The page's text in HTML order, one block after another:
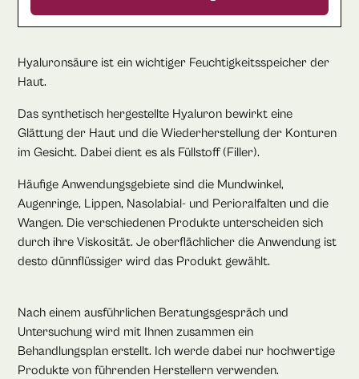
Hyaluronsäure ist ein wichtiger Feuchtigkeitsspeicher der
Haut.
Das synthetisch hergestellte Hyaluron bewirkt eine
Glättung der Haut und die Wiederherstellung der Konturen
im Gesicht. Dabei dient es als Füllstoff (Filler).
Häufige Anwendungsgebiete sind die Mundwinkel,
Augenringe, Lippen, Nasolabial- und Perioralfalten und die
Wangen. Die verschiedenen Produkte unterscheiden sich
durch ihre Viskosität. Je oberflächlicher die Anwendung ist
desto dünnflüssiger wird das Produkt gewählt.
Nach einem ausführlichen Beratungsgespräch und
Untersuchung wird mit Ihnen zusammen ein
Behandlungsplan erstellt. Ich werde dabei nur hochwertige
Produkte von führenden Herstellern verwenden.